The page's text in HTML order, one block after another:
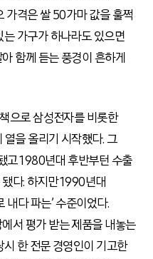
가격은 쌀 50가마 값을 훌쩍
가구가 하나라도 있으면
함께 듣는 풍경이 흔하게
으로 삼성전자를 비롯한
을 올리기 시작했다. 그
고 1980년대 후반부턴 수출
다. 하지만 1990년대
내다 파는’ 수준이었다.
서 평가 받는 제품을 내놓는
한 전문 경영인이 기고한